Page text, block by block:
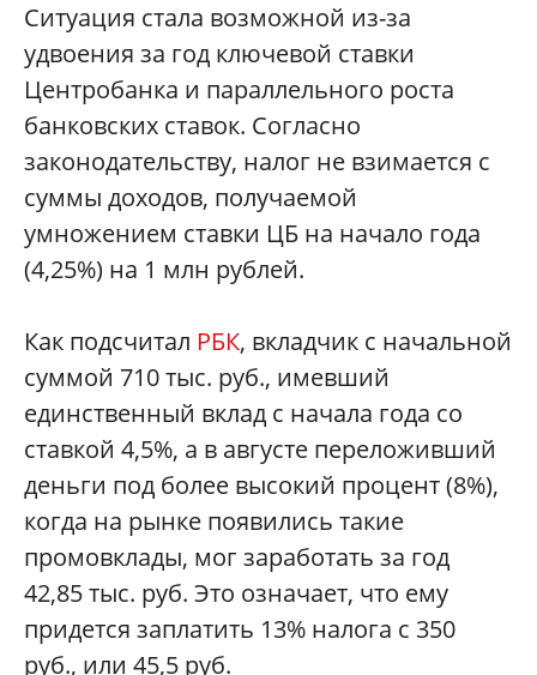
Ситуация стала возможной из-за
удвоения за год ключевой ставки
Центробанка и параллельного роста
банковских ставок. Согласно
законодательству, налог не взимается с
суммы доходов, получаемой
умножением ставки ЦБ на начало года
(4,25%) на 1 млн рублей.
Как подсчитал РБК, вкладчик с начальной
суммой 710 тыс. руб., имевший
единственный вклад с начала года со
ставкой 4,5%, а в августе переложивший
деньги под более высокий процент (8%),
когда на рынке появились такие
промовклады, мог заработать за год
42,85 тыс. руб. Это означает, что ему
придется заплатить 13% налога с 350
руб., или 45,5 руб.